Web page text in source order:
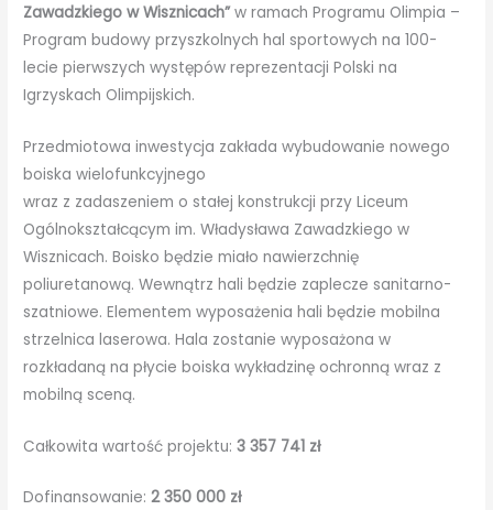
Zawadzkiego w Wisznicach”w ramach Programu Olimpia –
Program budowy przyszkolnych hal sportowych na 100-
lecie pierwszych występów reprezentacji Polski na
Igrzyskach Olimpijskich.
Przedmiotowa inwestycja zakłada wybudowanie nowego
boiska wielofunkcyjnego
wraz z zadaszeniem o stałej konstrukcji przy Liceum
Ogólnokształcącym im. Władysława Zawadzkiego w
Wisznicach. Boisko będzie miało nawierzchnię
poliuretanową. Wewnątrz hali będzie zaplecze sanitarno-
szatniowe. Elementem wyposażenia hali będzie mobilna
strzelnica laserowa. Hala zostanie wyposażona w
rozkładaną na płycie boiska wykładzinę ochronną wraz z
mobilną sceną.
Całkowita wartość projektu:3 357 741 zł
Dofinansowanie:2 350 000 zł